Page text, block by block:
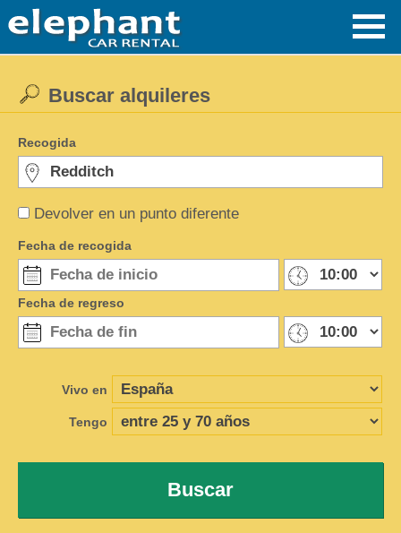
Devolver en un punto diferente
Buscar alquileres
Recogida
Fecha de recogida
Fecha de regreso
Vivo en
Tengo
Buscar